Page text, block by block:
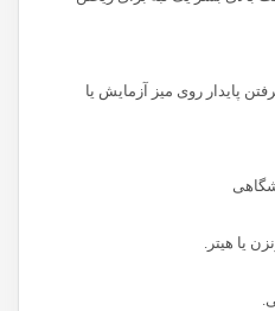
پایدار روی میز آزمایش یا
یا هیتر.